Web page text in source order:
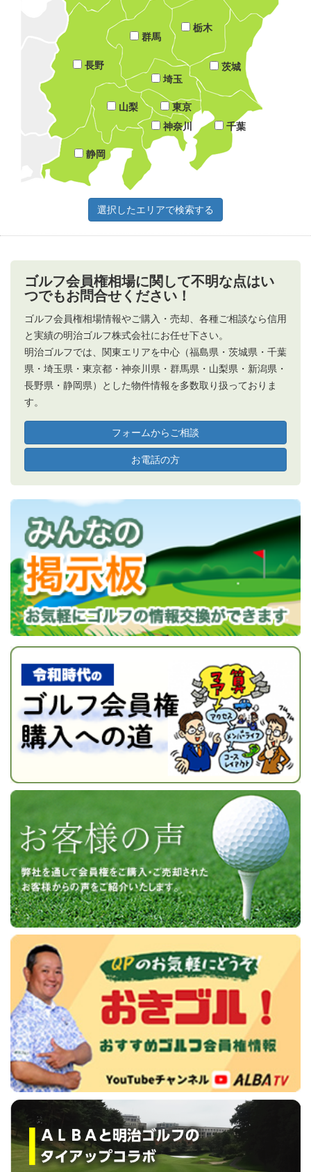
東京
神奈川
静岡
埼玉
千葉
茨城
栃木
群馬
山梨
長野
ゴルフ会員権相場に関して不明な点はい
つでもお問合せください！
ゴルフ会員権相場情報やご購入・売却、各種ご相談なら信用
と実績の明治ゴルフ株式会社にお任せ下さい。
明治ゴルフでは、関東エリアを中心（福島県・茨城県・千葉
県・埼玉県・東京都・神奈川県・群馬県・山梨県・新潟県・
長野県・静岡県）とした物件情報を多数取り扱っておりま
す。
フォームからご相談
お電話の方